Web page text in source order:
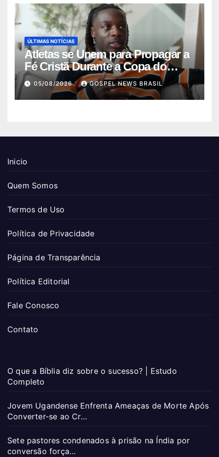
ÚLTIMAS NOTÍCIAS
Atletas se Unem para Propagar a
Fé Cristã Durante a Copa do
Mundo
05/08/2026 GOSPEL NEWS BRASIL
Inicio
Quem Somos
Termos de Uso
Política de Privacidade
Página de Transparência
Política Editorial
Fale Conosco
Contato
O que a Bíblia diz sobre o sucesso? | Estudo
Completo
Jovem Ugandense Enfrenta Ameaças de Morte Após
Converter-se ao Cr…
Sete pastores condenados à prisão na Índia por
conversão força…